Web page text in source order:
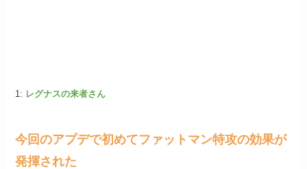
1: レグナスの来者さん
今回のアプデで初めてファットマン特攻の効果が
発揮された